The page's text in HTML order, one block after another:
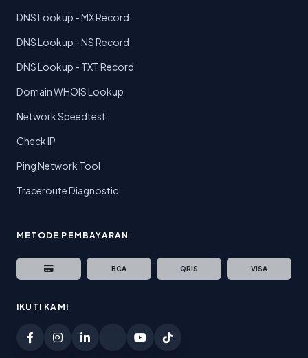
DNS Lookup - MX Record
DNS Lookup - NS Record
DNS Lookup - TXT Record
Domain WHOIS Lookup
Network Speedtest
Check IP
Ping Network Tool
Traceroute Diagnostic
METODE PEMBAYARAN
BCA QRIS VISA
IKUTI KAMI